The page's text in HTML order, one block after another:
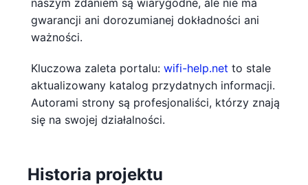
gwarancji ani dorozumianej dokładności ani
ważności.
Kluczowa zaleta portalu: wifi-help.net to stale
aktualizowany katalog przydatnych informacji.
Autorami strony są profesjonaliści, którzy znają
się na swojej działalności.
Historia projektu